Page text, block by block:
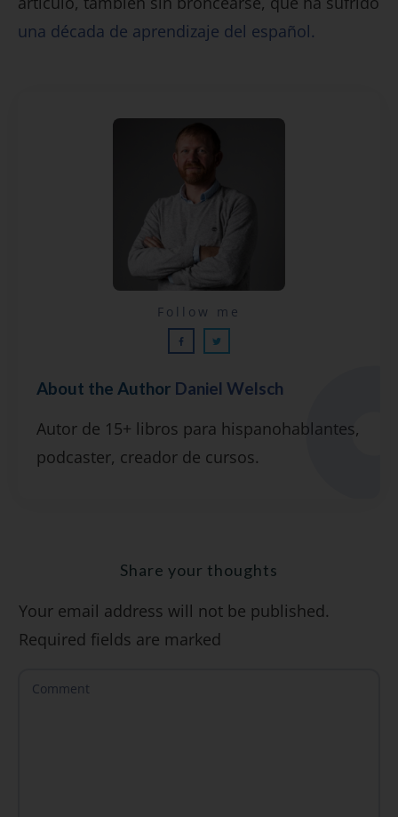
una década de aprendizaje del español.
Lecciones por email...
Suscríbete y recibirás 2 o 3 lecciones
gratuitas por semana, además de la guía
"7 errores comunes al hablar inglés (y
SÍ, QUIERO
About the Author Daniel Welsch
Autor de 15+ libros para hispanohablantes,
podcaster, creador de cursos.
Follow me
Share your thoughts
Your email address will not be published.
Required fields are marked